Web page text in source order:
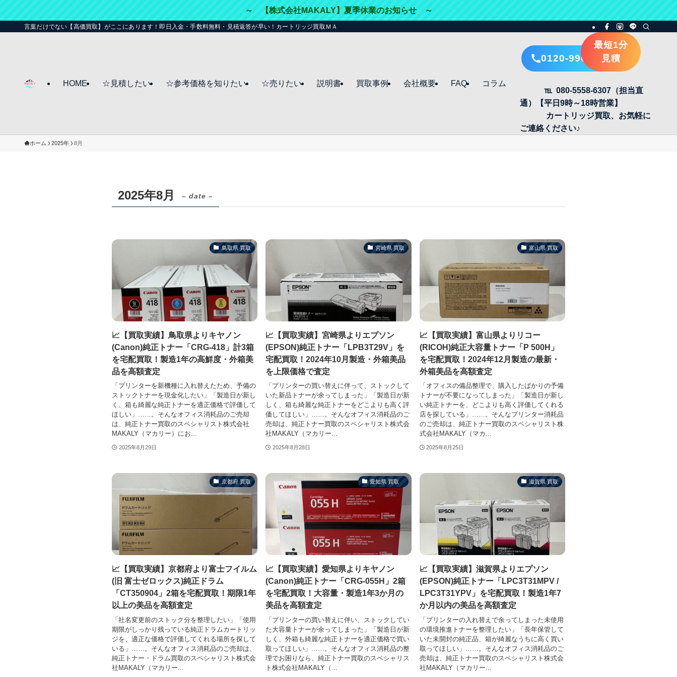
～ 【株式会社MAKALY】夏季休業のお知らせ ～
言葉だけでない【高価買取】がここにあります！即日入金・手数料無料・見積返答が早い！カートリッジ買取ＭＡＫＡＬＹ（マカリー）☆
HOME ☆見積したい ☆参考価格を知りたい ☆売りたい 説明書 買取事例 会社概要 FAQ コラム
0120-996-405
最短1分
見積
℡ 080-5558-6307（担当直
通）【平日9時～18時営業】
カートリッジ買取、お気軽に
ご連絡ください♪
ホーム 2025年 8月
2025年8月 – date –
鳥取県 買取
📈【買取実績】鳥取県よりキヤノン
(Canon)純正トナー「CRG-418」計3箱
を宅配買取！製造1年の高鮮度・外箱美
品を高額査定
「プリンターを新機種に入れ替えたため、予備の
ストックトナーを現金化したい」「製造日が新し
く、箱も綺麗な純正トナーを適正価格で評価して
ほしい」……。そんなオフィス消耗品のご売却
は、純正トナー買取のスペシャリスト株式会社
MAKALY（マカリー）にお...
2025年8月29日
宮崎県 買取
📈【買取実績】宮崎県よりエプソン
(EPSON)純正トナー「LPB3T29V」を
宅配買取！2024年10月製造・外箱美品
を上限価格で査定
「プリンターの買い替えに伴って、ストックして
いた新品トナーが余ってしまった」「製造日が新
しく、箱も綺麗な純正トナーをどこよりも高く評
価してほしい」……。そんなオフィス消耗品のご
売却は、純正トナー買取のスペシャリスト株式会
社MAKALY（マカリー...
2025年8月28日
富山県 買取
📈【買取実績】富山県よりリコー
(RICOH)純正大容量トナー「P 500H」
を宅配買取！2024年12月製造の最新・
外箱美品を高額査定
「オフィスの備品整理で、購入したばかりの予備
トナーが不要になってしまった」「製造日が新し
い純正トナーを、どこよりも高く評価してくれる
店を探している」……。そんなプリンター消耗品
のご売却は、純正トナー買取のスペシャリスト株
式会社MAKALY（マカ...
2025年8月25日
京都府 買取
📈【買取実績】京都府より富士フイルム
(旧 富士ゼロックス)純正ドラム
「CT350904」2箱を宅配買取！期限1年
以上の美品を高額査定
「社名変更前のストック分を整理したい」「使用
期限がしっかり残っている純正ドラムカートリッ
ジを、適正な価格で評価してくれる場所を探して
いる」……。そんなオフィス消耗品のご売却は、
純正トナー・ドラム買取のスペシャリスト株式会
社MAKALY（マカリー...
愛知県 買取
📈【買取実績】愛知県よりキヤノン
(Canon)純正トナー「CRG-055H」2箱
を宅配買取！大容量・製造1年3か月の
美品を高額査定
「プリンターの買い替えに伴い、ストックしてい
た大容量トナーが余ってしまった」「製造日が新
しく、外箱も綺麗な純正トナーを適正価格で買い
取ってほしい」……。そんなオフィス消耗品の整
理でお困りなら、純正トナー買取のスペシャリス
ト株式会社MAKALY（...
滋賀県 買取
📈【買取実績】滋賀県よりエプソン
(EPSON)純正トナー「LPC3T31MPV /
LPC3T31YPV」を宅配買取！製造1年7
か月以内の美品を高額査定
「プリンターの入れ替えで余ってしまった未使用
の環境推進トナーを整理したい」「長年保管して
いた未開封の純正品、箱が綺麗なうちに高く買い
取ってほしい」……。そんなオフィス消耗品のご
売却は、純正トナー買取のスペシャリスト株式会
社MAKALY（マカリー...